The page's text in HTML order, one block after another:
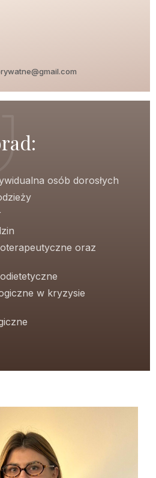
osób dorosłych
oraz
w kryzysie